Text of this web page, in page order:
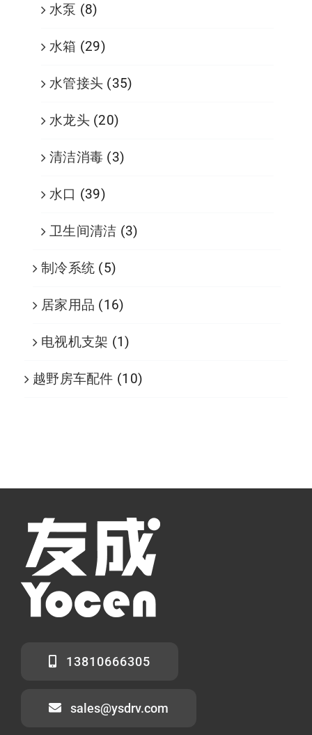
水泵 (8)
水箱 (29)
水管接头 (35)
水龙头 (20)
清洁消毒 (3)
水口 (39)
卫生间清洁 (3)
制冷系统 (5)
居家用品 (16)
电视机支架 (1)
越野房车配件 (10)
13810666305
sales@ysdrv.com